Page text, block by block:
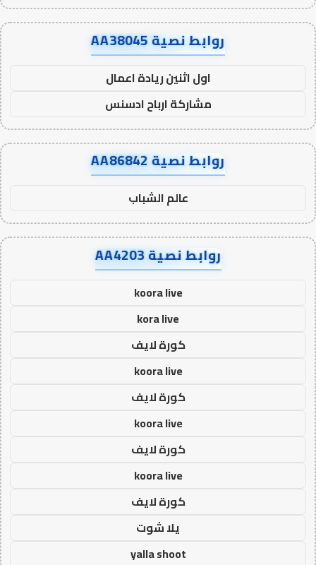
روابط نصية AA38045
اول اثنين ريادة اعمال
مشاركة ارباح ادسنس
روابط نصية AA86842
عالم الشباب
روابط نصية AA4203
koora live
kora live
كورة لايف
koora live
كورة لايف
koora live
كورة لايف
koora live
كورة لايف
يلا شوت
yalla shoot